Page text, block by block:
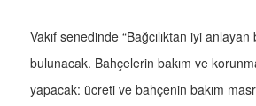
Vakıf senedinde “Bağcılıktan iyi anlayan
bulunacak. Bahçelerin bakım ve
yapacak: ücreti ve bahçenin bakım